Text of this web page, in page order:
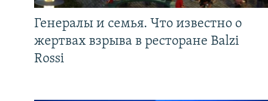
Генералы и семья. Что известно о
жертвах взрыва в ресторане Balzi
Rossi